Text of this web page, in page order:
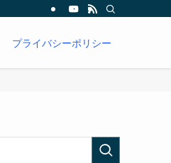
プライバシーポリシー